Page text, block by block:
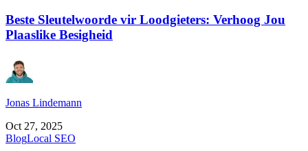
Beste Sleutelwoorde vir Loodgieters: Verhoog Jou
Plaaslike Besigheid
Jonas Lindemann
Oct 27, 2025
BlogLocal SEO